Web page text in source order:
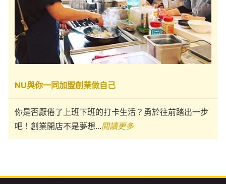
NU與你一同加盟創業做自己
你是否厭倦了上班下班的打卡生活？勇於往前踏出一步
吧！創業開店不是夢想...閱讀更多